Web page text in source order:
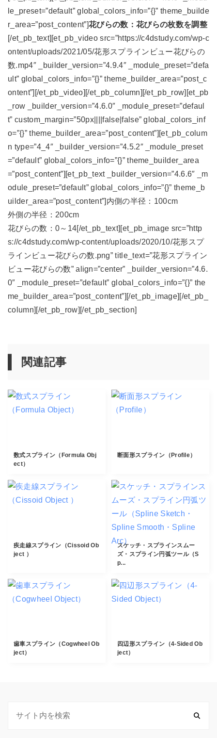
le_preset=”default” global_colors_info=”{}” theme_builde
r_area=”post_content”]花びらの数：花びらの枚数を調整
[/et_pb_text][et_pb_video src=”https://c4dstudy.com/wp-c
ontent/uploads/2021/05/花形スプラインビュー花びらの
数.mp4″ _builder_version=”4.9.4″ _module_preset=”defa
ult” global_colors_info=”{}” theme_builder_area=”post_c
ontent”][/et_pb_video][/et_pb_column][/et_pb_row][et_pb
_row _builder_version=”4.6.0″ _module_preset=”defaul
t” custom_margin=”50px||||false|false” global_colors_inf
o=”{}” theme_builder_area=”post_content”][et_pb_colum
n type=”4_4″ _builder_version=”4.5.2″ _module_preset
=”default” global_colors_info=”{}” theme_builder_area
=”post_content”][et_pb_text _builder_version=”4.6.6″ _m
odule_preset=”default” global_colors_info=”{}” theme_b
uilder_area=”post_content”]内側の半径：100cm
外側の半径：200cm
花びらの数：0～14[/et_pb_text][et_pb_image src=”http
s://c4dstudy.com/wp-content/uploads/2020/10/花形スプ
ラインビュー花びらの数.png” title_text=”花形スプライン
ビュー花びらの数” align=”center” _builder_version=”4.6.
0″ _module_preset=”default” global_colors_info=”{}” the
me_builder_area=”post_content”][/et_pb_image][/et_pb_
column][/et_pb_row][/et_pb_section]
関連記事
数式スプライン（Formula Obj
ect）
断面形スプライン（Profile）
疾走線スプライン（Cissoid Ob
ject ）
スケッチ・スプラインスムー
ズ・スプライン円弧ツール（S
p...
歯車スプライン（Cogwheel Ob
ject）
四辺形スプライン（4-Sided Ob
ject）